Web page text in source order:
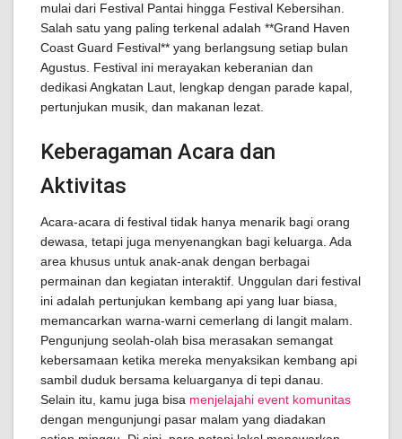
mulai dari Festival Pantai hingga Festival Kebersihan.
Salah satu yang paling terkenal adalah **Grand Haven
Coast Guard Festival** yang berlangsung setiap bulan
Agustus. Festival ini merayakan keberanian dan
dedikasi Angkatan Laut, lengkap dengan parade kapal,
pertunjukan musik, dan makanan lezat.
Keberagaman Acara dan
Aktivitas
Acara-acara di festival tidak hanya menarik bagi orang
dewasa, tetapi juga menyenangkan bagi keluarga. Ada
area khusus untuk anak-anak dengan berbagai
permainan dan kegiatan interaktif. Unggulan dari festival
ini adalah pertunjukan kembang api yang luar biasa,
memancarkan warna-warni cemerlang di langit malam.
Pengunjung seolah-olah bisa merasakan semangat
kebersamaan ketika mereka menyaksikan kembang api
sambil duduk bersama keluarganya di tepi danau.
Selain itu, kamu juga bisa menjelajahi event komunitas
dengan mengunjungi pasar malam yang diadakan